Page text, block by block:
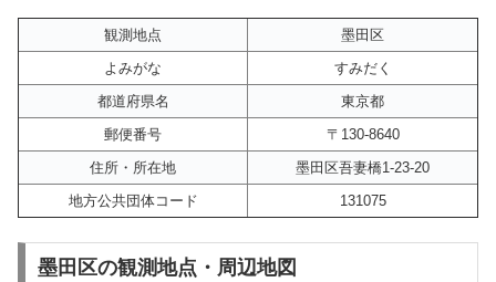
観測地点
墨田区
よみがな
すみだく
都道府県名
東京都
郵便番号
〒130-8640
住所・所在地
墨田区吾妻橋1-23-20
地方公共団体コード
131075
墨田区の観測地点・周辺地図